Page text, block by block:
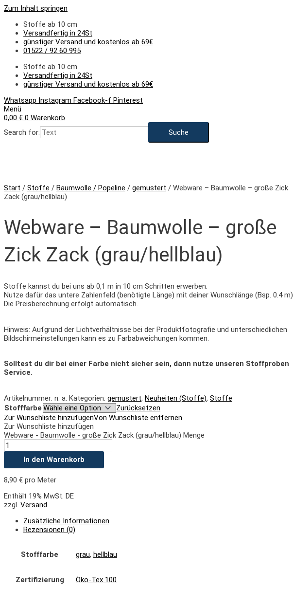
Zum Inhalt springen
Stoffe ab 10 cm
Versandfertig in 24St
günstiger Versand und kostenlos ab 69€
01522 / 92 60 995
Stoffe ab 10 cm
Versandfertig in 24St
günstiger Versand und kostenlos ab 69€
Whatsapp Instagram Facebook-f Pinterest
Menü
0,00 € 0 Warenkorb
Search for:
Start / Stoffe / Baumwolle / Popeline / gemustert / Webware – Baumwolle – große Zick
Zack (grau/hellblau)
Webware – Baumwolle – große
Zick Zack (grau/hellblau)
Stoffe kannst du bei uns ab 0,1 m in 10 cm Schritten erwerben.
Nutze dafür das untere Zahlenfeld (benötigte Länge) mit deiner Wunschlänge (Bsp. 0.4 m).
Die Preisberechnung erfolgt automatisch.
Hinweis: Aufgrund der Lichtverhältnisse bei der Produktfotografie und unterschiedlichen
Bildschirmeinstellungen kann es zu Farbabweichungen kommen.
Solltest du dir bei einer Farbe nicht sicher sein, dann nutze unseren Stoffproben
Service.
Artikelnummer: n. a. Kategorien: gemustert, Neuheiten (Stoffe), Stoffe
Stofffarbe
Zurücksetzen
Zur Wunschliste hinzufügenVon Wunschliste entfernen
Zur Wunschliste hinzufügen
Webware - Baumwolle - große Zick Zack (grau/hellblau) Menge
In den Warenkorb
8,90 € pro Meter
Enthält 19% MwSt. DE
zzgl. Versand
Zusätzliche Informationen
Rezensionen (0)
Stofffarbe grau, hellblau
Zertifizierung Öko-Tex 100